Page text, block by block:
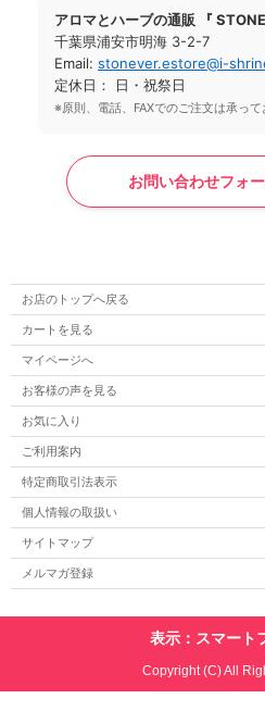
アロマとハーブの通販 『 STONE
千葉県浦安市明海 3-2-7
Email: stonever.estore@i-
定休日： 日・祝祭日
※原則、電話、FAXでのご注文は承って
お問い合わせフォ
お店のトップへ戻る
カートを見る
マイページへ
お客様の声を見る
お気に入り
ご利用案内
特定商取引法表示
個人情報の取扱い
サイトマップ
メルマガ登録
表示：スマート
Copyright (C) All